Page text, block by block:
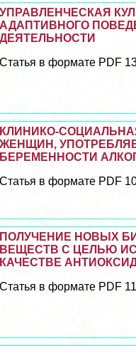
УПРАВЛЕНЧЕСКАЯ
АДАПТИВНОГО
ДЕЯТЕЛЬНОСТИ
Статья в формате PDF
КЛИНИКО-
ЖЕНЩИН,
БЕРЕМЕННОСТИ
Статья в формате PDF
ПОЛУЧЕНИЕ НОВЫХ
ВЕЩЕСТВ С ЦЕЛЬЮ
КАЧЕСТВЕ
Статья в формате PDF